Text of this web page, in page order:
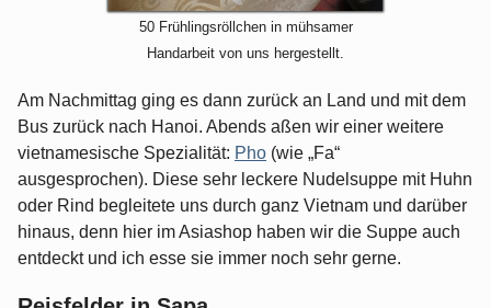
50 Frühlingsröllchen in mühsamer
Handarbeit von uns hergestellt.
Am Nachmittag ging es dann zurück an Land und mit dem
Bus zurück nach Hanoi. Abends aßen wir einer weitere
vietnamesische Spezialität: Pho (wie „Fa“
ausgesprochen). Diese sehr leckere Nudelsuppe mit Huhn
oder Rind begleitete uns durch ganz Vietnam und darüber
hinaus, denn hier im Asiashop haben wir die Suppe auch
entdeckt und ich esse sie immer noch sehr gerne.